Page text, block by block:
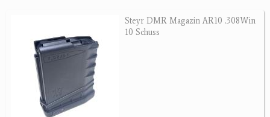
Jagdreviere
Bücher, Videos
Antikes
Steyr DMR Magazin AR10 .308Win
10 Schuss